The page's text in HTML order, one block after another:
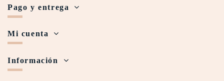
Pago y entrega
Mi cuenta
Información